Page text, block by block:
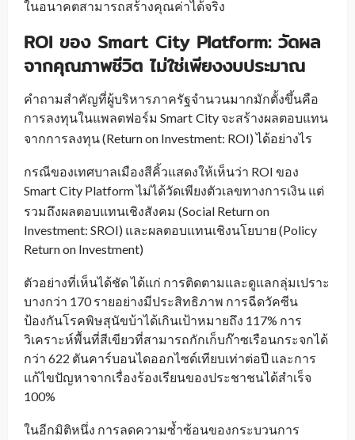
ในอนาคตสามารถสร้างคุณค่าได้จริง
ROI ของ Smart City Platform: วัดผล
จากคุณภาพชีวิต ไม่ใช่เพียงงบประมาณ
คำถามสำคัญที่ผู้บริหารภาครัฐจำนวนมากมักตั้งขึ้นคือ
การลงทุนในแพลตฟอร์ม Smart City จะสร้างผลตอบแทน
จากการลงทุน (Return on Investment: ROI) ได้อย่างไร
กรณีของเทศบาลเมืองสีคิ้วแสดงให้เห็นว่า ROI ของ
Smart City Platform ไม่ได้วัดเพียงตัวเลขทางการเงิน แต่
รวมถึงผลตอบแทนเชิงสังคม (Social Return on
Investment: SROI) และผลตอบแทนเชิงนโยบาย (Policy
Return on Investment)
ตัวอย่างที่เห็นได้ชัด ได้แก่ การติดตามและดูแลกลุ่มเปราะ
บางกว่า 170 รายอย่างมีประสิทธิภาพ การฉีดวัคซีน
ป้องกันโรคพิษสุนัขบ้าได้เกินเป้าหมายถึง 117% การ
วิเคราะห์พื้นที่สีเขียวที่สามารถกักเก็บก๊าซเรือนกระจกได้
กว่า 622 ตันคาร์บอนไดออกไซด์เทียบเท่าต่อปี และการ
แก้ไขปัญหาจากเรื่องร้องเรียนของประชาชนได้สำเร็จ
100%
ในอีกมิติหนึ่ง การลดความซ้ำซ้อนของกระบวนการ